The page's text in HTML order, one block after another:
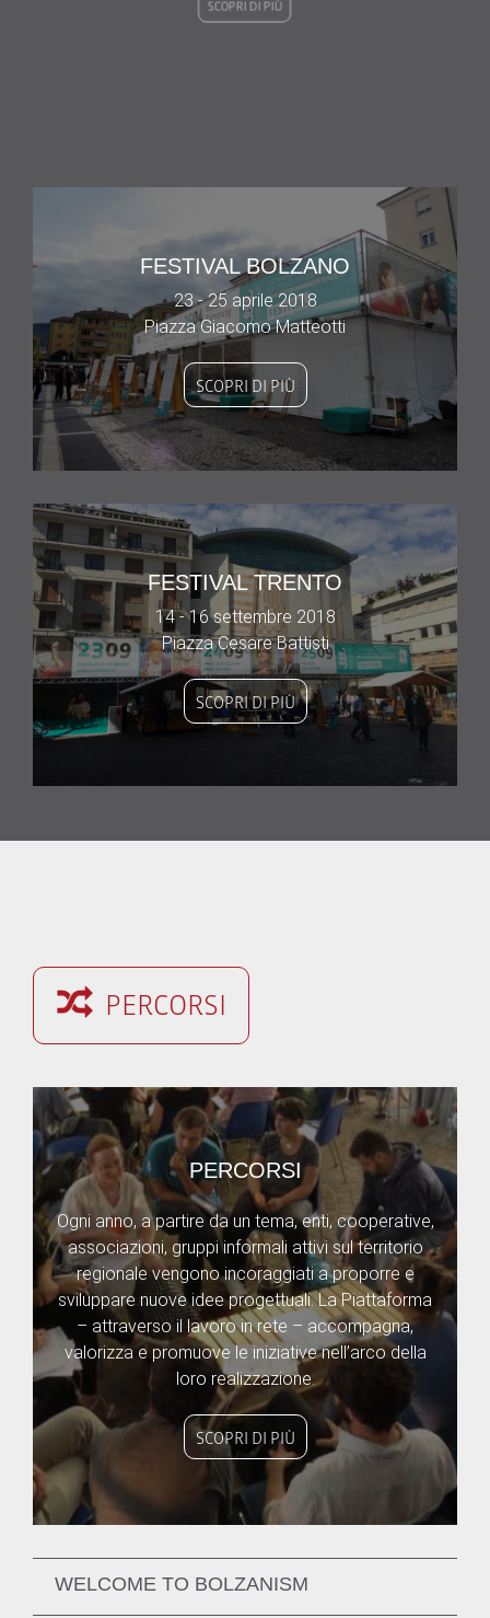
SCOPRI DI PIÙ
FESTIVAL BOLZANO
23 - 25 aprile 2018
Piazza Giacomo Matteotti
SCOPRI DI PIÙ
FESTIVAL TRENTO
14 - 16 settembre 2018
Piazza Cesare Battisti
SCOPRI DI PIÙ
PERCORSI
PERCORSI
Ogni anno, a partire da un tema, enti, cooperative,
associazioni, gruppi informali attivi sul territorio
regionale vengono incoraggiati a proporre e
sviluppare nuove idee progettuali. La Piattaforma
– attraverso il lavoro in rete – accompagna,
valorizza e promuove le iniziative nell’arco della
loro realizzazione.
SCOPRI DI PIÙ
WELCOME TO BOLZANISM